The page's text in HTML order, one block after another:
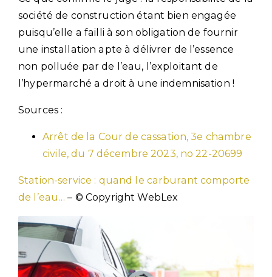
société de construction étant bien engagée
puisqu’elle a failli à son obligation de fournir
une installation apte à délivrer de l’essence
non polluée par de l’eau, l’exploitant de
l’hypermarché a droit à une indemnisation !
Sources :
Arrêt de la Cour de cassation, 3e chambre
civile, du 7 décembre 2023, no 22-20699
Station-service : quand le carburant comporte
de l’eau… – © Copyright WebLex